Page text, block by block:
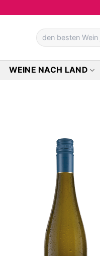
Suchen
nach:
WEINE NACH LAND